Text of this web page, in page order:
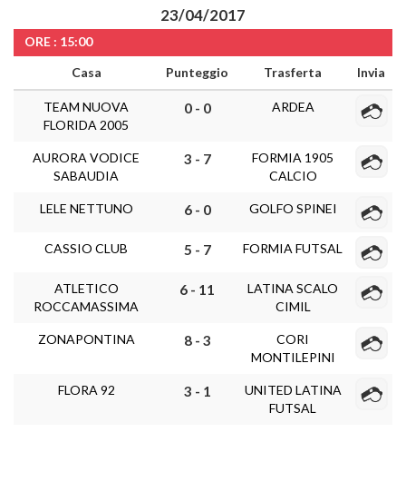
23/04/2017
ORE : 15:00
Casa
Punteggio Trasferta Invia
TEAM NUOVA
FLORIDA 2005
0 - 0 ARDEA
AURORA VODICE
SABAUDIA
3 - 7
FORMIA 1905
CALCIO
LELE NETTUNO 6 - 0 GOLFO SPINEI
CASSIO CLUB 5 - 7 FORMIA FUTSAL
ATLETICO
ROCCAMASSIMA
6 - 11
LATINA SCALO
CIMIL
ZONAPONTINA 8 - 3
CORI
MONTILEPINI
FLORA 92 3 - 1
UNITED LATINA
FUTSAL